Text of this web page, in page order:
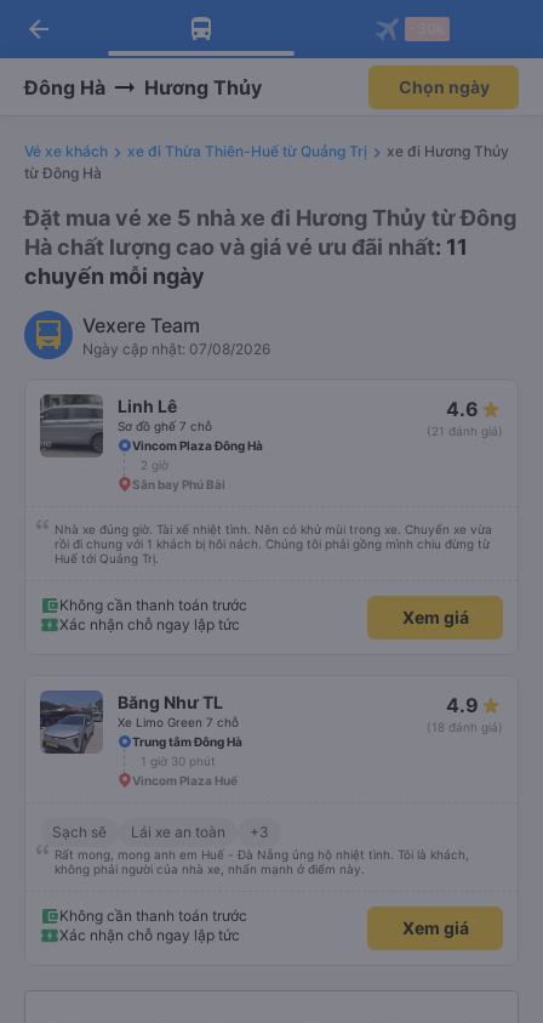
Tải app Vexere ngay!
Nhận ưu đãi thành viên độc
Mở app
Tải app Vexere
-30k/ghế khi đặt vé máy bay qua
Mở app
arrow_back
Đông Hà Hương Thủy Chọn ngày
Vé xe khách xe đi Thừa Thiên-Huế từ Quảng Trị
xe đi Hương Thủy
từ Đông Hà
Đặt mua vé xe 5 nhà xe đi Hương Thủy từ Đông
Hà chất lượng cao và giá vé ưu đãi nhất: 11
chuyến mỗi ngày
Vexere Team
Ngày cập nhật: 07/08/2026
Linh Lê
Sơ đồ ghế 7 chỗ
4.6
(21 đánh giá)
Vincom Plaza Đông Hà
2 giờ
Sân bay Phú Bài
Nhà xe đúng giờ. Tài xế nhiệt tình. Nên có khử mùi trong xe. Chuyến xe vừa
rồi đi chung với 1 khách bị hôi nách. Chúng tôi phải gồng mình chiu đừng từ
Huế tới Quảng Trị.
Không cần thanh toán trước
Xác nhận chỗ ngay lập tức
Xem giá
Băng Như TL
Xe Limo Green 7 chỗ
4.9
(18 đánh giá)
Trung tâm Đông Hà
1 giờ 30 phút
Vincom Plaza Huế
Sạch sẽ Lái xe an toàn +3
Rất mong, mong anh em Huế - Đà Nẵng ủng hộ nhiệt tình. Tôi là khách,
không phải người của nhà xe, nhấn mạnh ở điểm này.
Không cần thanh toán trước
Xác nhận chỗ ngay lập tức
Xem giá